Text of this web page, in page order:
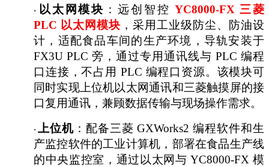
· 以太网模块 ：远创智控 YC8000-FX 三菱
PLC 以太网模块 ，采用工业级防尘、防油设
计，适配食品车间的生产环境，导轨安装于
FX3U PLC 旁，通过专用通讯线与 PLC 编程
口连接，不占用 PLC 编程口资源。该模块可
同时实现上位机以太网通讯和三菱触摸屏的接
口复用通讯，兼顾数据传输与现场操作需求。
· 上位机：配备三菱 GXWorks2 编程软件和生
产监控软件的工业计算机，部署在食品生产线
的中央监控室，通过以太网与 YC8000-FX 模